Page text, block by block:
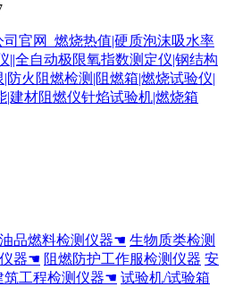
油品燃料检测仪器☚ 生物质类检测
器☚ 阻燃防护工作服检测仪器 安
筑工程检测仪器☚ 试验机/试验箱